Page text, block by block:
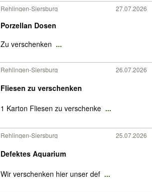
Rehlingen-Siersburg 27.07.2026
Porzellan Dosen
Zu verschenken ...
Rehlingen-Siersburg 26.07.2026
Fliesen zu verschenken
1 Karton Fliesen zu verschenke ...
Rehlingen-Siersburg 25.07.2026
Defektes Aquarium
Wir verschenken hier unser def ...